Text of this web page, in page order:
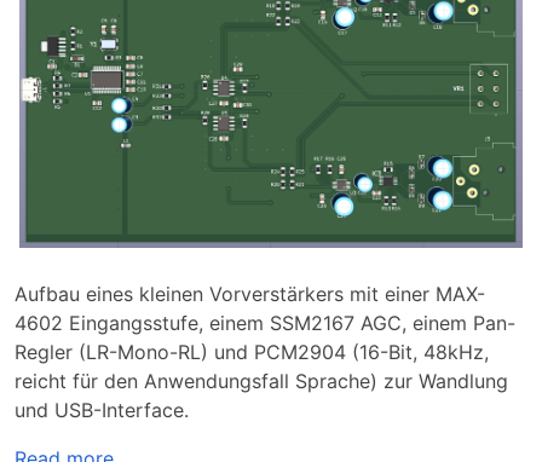
Aufbau eines kleinen Vorverstärkers mit einer MAX-
4602 Eingangsstufe, einem SSM2167 AGC, einem Pan-
Regler (LR-Mono-RL) und PCM2904 (16-Bit, 48kHz,
reicht für den Anwendungsfall Sprache) zur Wandlung
und USB-Interface.